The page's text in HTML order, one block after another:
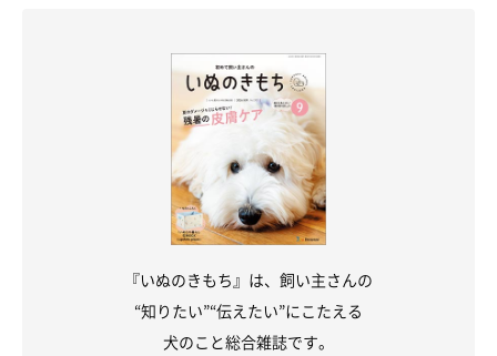
写真提供・取材協力／@chocochai_tpさん／X（旧Twitter）
※この記事は投稿者さまに取材し、了承の上制作したものです。
2026年5月時点の情報であり、現在と異なる場合があります。
『いぬのきもち』は、飼い主さんの
“知りたい”“伝えたい”にこたえる
犬のこと総合雑誌です。